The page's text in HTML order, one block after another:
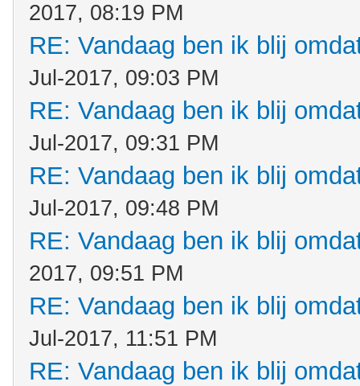
2017, 08:19 PM
RE: Vandaag ben ik blij
Jul-2017, 09:03 PM
RE: Vandaag ben ik blij
Jul-2017, 09:31 PM
RE: Vandaag ben ik blij
Jul-2017, 09:48 PM
RE: Vandaag ben ik blij
2017, 09:51 PM
RE: Vandaag ben ik blij
Jul-2017, 11:51 PM
RE: Vandaag ben ik blij